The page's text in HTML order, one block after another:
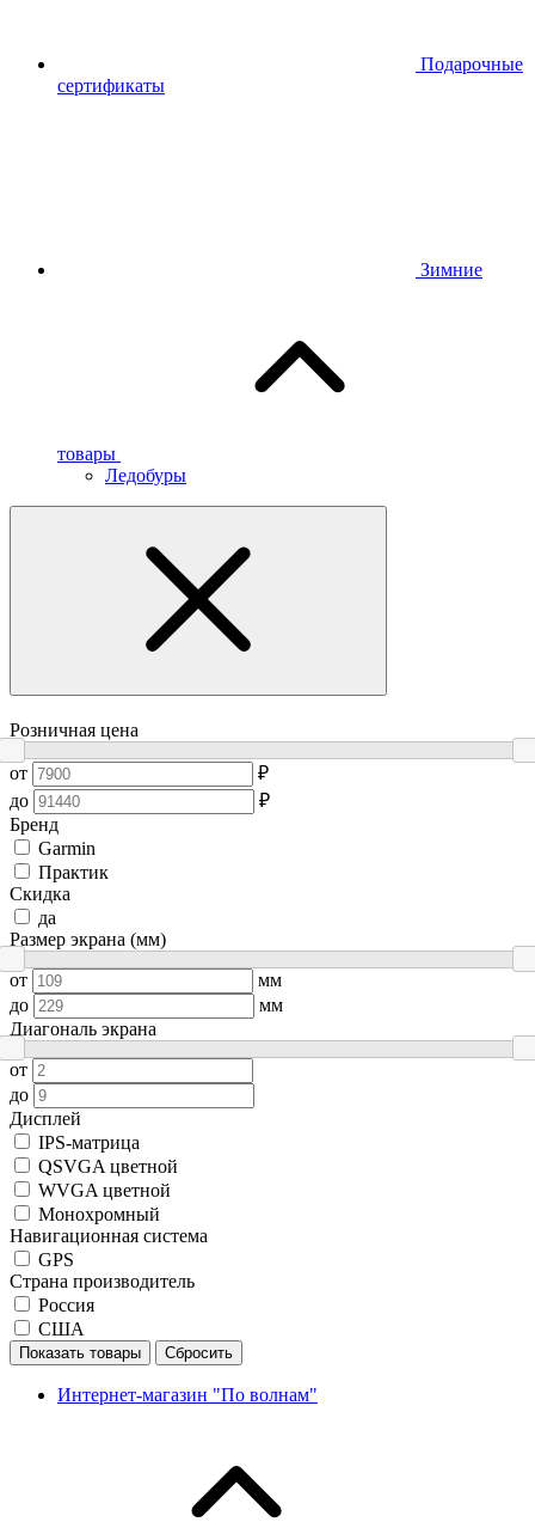
Подарочные
сертификаты
Зимние
товары
Ледобуры
Розничная цена
от
₽
до
₽
Бренд
Garmin
Практик
Скидка
да
Размер экрана (мм)
от
мм
до
мм
Диагональ экрана
от
до
Дисплей
IPS-матрица
QSVGA цветной
WVGA цветной
Монохромный
Навигационная система
GPS
Страна производитель
Россия
США
Показать товары Сбросить
Интернет-магазин "По волнам"